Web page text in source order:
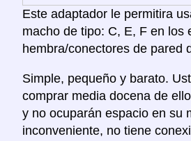
Este adaptador le permitira
macho de tipo: C, E, F en los
hembra/conectores de pared
Simple, pequeño y barato.
comprar media docena de
y no ocuparán espacio en su
inconveniente, no tiene